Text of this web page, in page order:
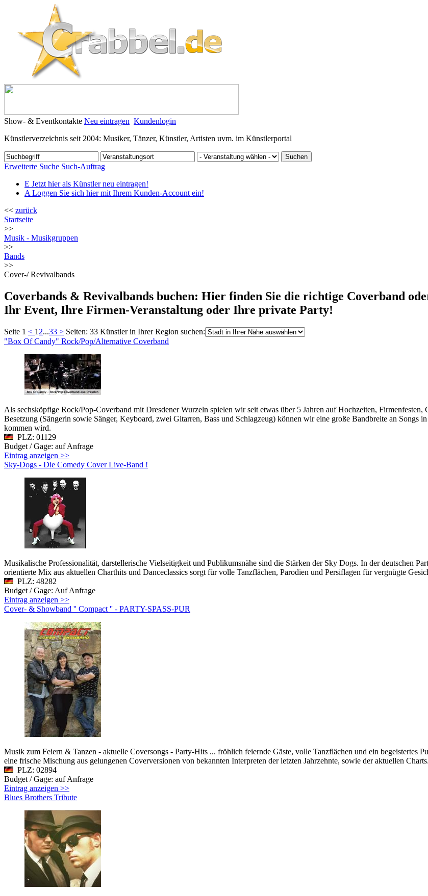
Show- & Eventkontakte Neu eintragen Kundenlogin
Künstlerverzeichnis seit 2004: Musiker, Tänzer, Künstler, Artisten uvm. im Künstlerportal
Erweiterte Suche Such-Auftrag
E Jetzt hier als Künstler neu eintragen!
A Loggen Sie sich hier mit Ihrem Kunden-Account ein!
<< zurück
Startseite
>>
Musik - Musikgruppen
>>
Bands
>>
Cover-/ Revivalbands
Coverbands & Revivalbands buchen: Hier finden Sie die richtige Coverband
Ihr Event, Ihre Firmen-Veranstaltung oder Ihre private Party!
Seite 1 < 1 2...33 > Seiten: 33 Künstler in Ihrer Region suchen:
"Box Of Candy" Rock/Pop/Alternative Coverband
Als sechsköpfige Rock/Pop-Coverband mit Dresdener Wurzeln spielen wir seit etwas über 5 Jahren auf Hochzeiten,
Besetzung (Sängerin sowie Sänger, Keyboard, zwei Gitarren, Bass und Schlagzeug) können wir eine große Bandbreite an Songs
kommen wird.
PLZ: 01129
Budget / Gage: auf Anfrage
Eintrag anzeigen >>
Sky-Dogs - Die Comedy Cover Live-Band !
Musikalische Professionalität, darstellerische Vielseitigkeit und Publikumsnähe sind die Stärken der Sky Dogs. In der deutschen
orientierte Mix aus aktuellen Charthits und Danceclassics sorgt für volle Tanzflächen, Parodien und Persiflagen für vergnügte
PLZ: 48282
Budget / Gage: Auf Anfrage
Eintrag anzeigen >>
Cover- & Showband '' Compact '' - PARTY-SPASS-PUR
Musik zum Feiern & Tanzen - aktuelle Coversongs - Party-Hits ... fröhlich feiernde Gäste, volle Tanzflächen und ein begeistertes
eine frische Mischung aus gelungenen Coverversionen von bekannten Interpreten der letzten Jahrzehnte, sowie der aktuellen
PLZ: 02894
Budget / Gage: auf Anfrage
Eintrag anzeigen >>
Blues Brothers Tribute